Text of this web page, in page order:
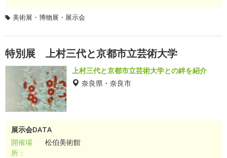
美術展・博物展・展示会
特別展 上村三代と京都市立芸術大学
上村三代と京都市立芸術大学との絆を紹介
奈良県・奈良市
展示会DATA
開催場
所：
松伯美術館